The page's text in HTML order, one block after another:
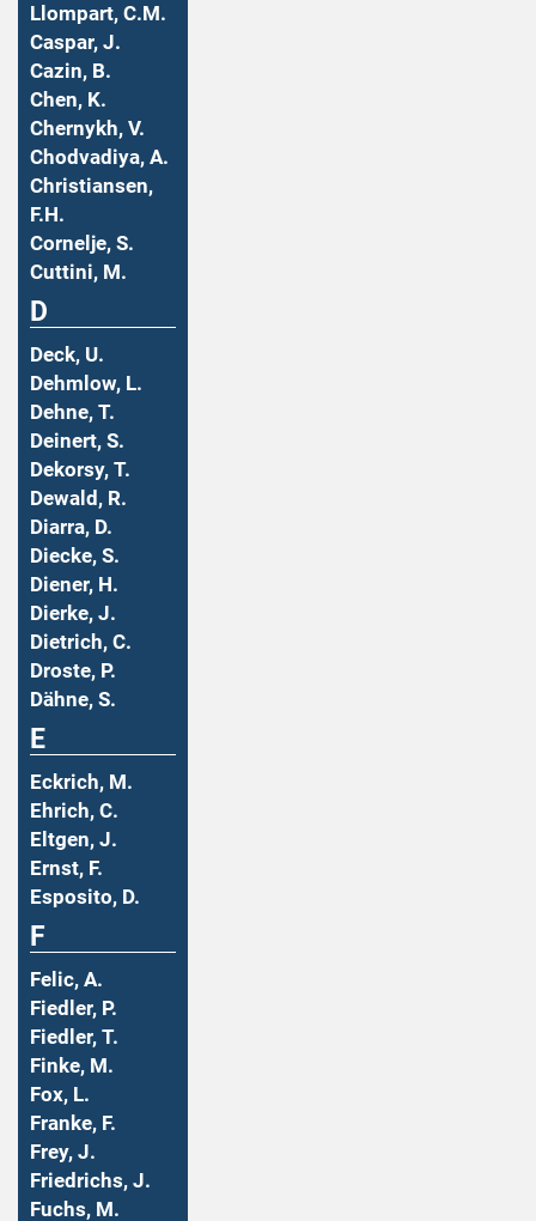
Llompart, C.M.
Caspar, J.
Cazin, B.
Chen, K.
Chernykh, V.
Chodvadiya, A.
Christiansen,
F.H.
Cornelje, S.
Cuttini, M.
D
Deck, U.
Dehmlow, L.
Dehne, T.
Deinert, S.
Dekorsy, T.
Dewald, R.
Diarra, D.
Diecke, S.
Diener, H.
Dierke, J.
Dietrich, C.
Droste, P.
Dähne, S.
E
Eckrich, M.
Ehrich, C.
Eltgen, J.
Ernst, F.
Esposito, D.
F
Felic, A.
Fiedler, P.
Fiedler, T.
Finke, M.
Fox, L.
Franke, F.
Frey, J.
Friedrichs, J.
Fuchs, M.